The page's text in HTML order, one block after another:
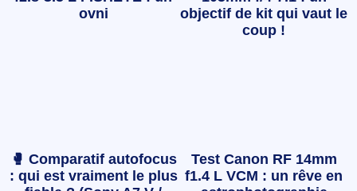
ovni
objectif de kit qui vaut le
coup !
🥊 Comparatif autofocus
: qui est vraiment le plus
Test Canon RF 14mm
f1.4 L VCM : un rêve en